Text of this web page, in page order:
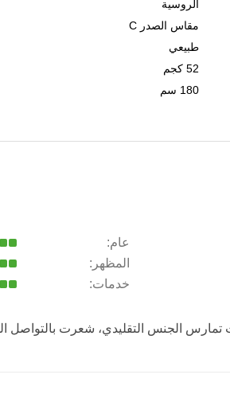
الروسية
مقاس الصدر C
طبيعي
52 كجم
180 سم
عام:
المظهر:
خدمات:
الجنس التقليدي، شعرت بالتواصل